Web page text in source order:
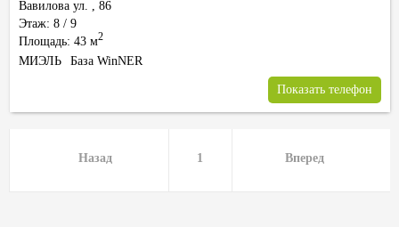
Вавилова ул. , 86
Этаж: 8 / 9
Площадь: 43 м2
МИЭЛЬ База WinNER
Показать телефон
Назад 1 Вперед